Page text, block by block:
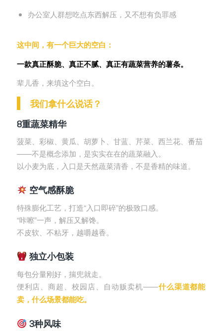
办公室人群想吃点东西解压，又不想有负罪感
这中间，有一个巨大的空白：
一款真正酥脆、真正不腻、真正有蔬菜营养的薯条。
辈儿香，来填这个空白。
我们拿什么说话？
8重蔬菜精华
菠菜、彩椒、黄瓜、胡萝卜、甘蓝、芹菜、西兰花、番茄
——不是概念添加，是实实在在的蔬菜融入。
以小麦为底，入口是天然蔬菜清香，不是香精的味道。
空气感酥脆
特殊膨化工艺，打造“入口即碎”的极致口感。
“咔嚓”一声，解压又解馋。
不皮软、不粘牙，越嚼越香。
独立小包装
每包分量刚好，揣兜就走。
便利店、商超、校园店、自动贩卖机——什么渠道都能
卖，什么场景都能吃。
3种风味